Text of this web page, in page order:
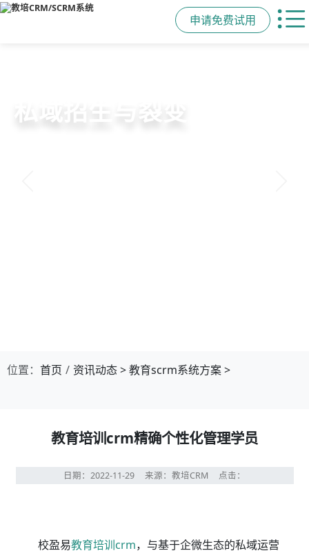
申请免费试用
以学员为中心，打通从引流、转化、
智能销售漏斗
精细化客户运营
私域招生与裂变
位置： 首页 资讯动态>教育scrm系统方案>
教育培训crm精确个性化管理学员
日期：2022-11-29 来源：教培CRM 点击：
校盈易教育培训crm，与基于企微生态的私域运营